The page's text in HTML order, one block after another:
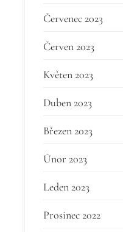
Červenec 2023
Červen 2023
Květen 2023
Duben 2023
Březen 2023
Únor 2023
Leden 2023
Prosinec 2022